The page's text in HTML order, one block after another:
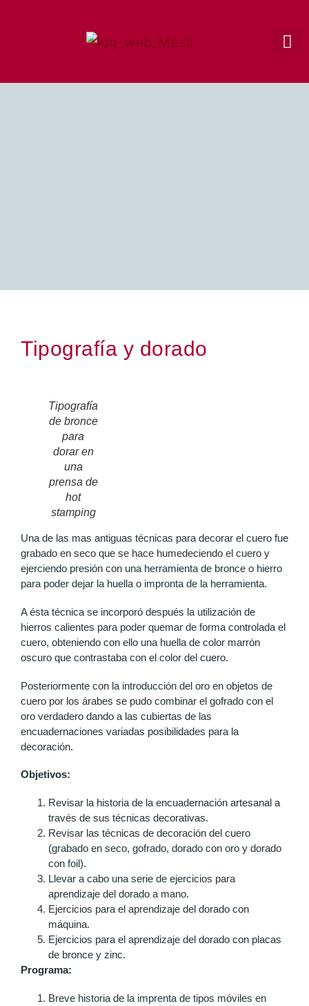
Tipografía y dorado
Tipografía
de bronce
para
dorar en
una
prensa de
hot
stamping
Una de las mas antiguas técnicas para decorar el cuero fue
grabado en seco que se hace humedeciendo el cuero y
ejerciendo presión con una herramienta de bronce o hierro
para poder dejar la huella o impronta de la herramienta.
A ésta técnica se incorporó después la utilización de
hierros calientes para poder quemar de forma controlada el
cuero, obteniendo con ello una huella de color marrón
oscuro que contrastaba con el color del cuero.
Posteriormente con la introducción del oro en objetos de
cuero por los árabes se pudo combinar el gofrado con el
oro verdadero dando a las cubiertas de las
encuadernaciones variadas posibilidades para la
decoración.
Objetivos:
Revisar la historia de la encuadernación artesanal a
través de sus técnicas decorativas.
Revisar las técnicas de decoración del cuero
(grabado en seco, gofrado, dorado con oro y dorado
con foil).
Llevar a cabo una serie de ejercicios para
aprendizaje del dorado a mano.
Ejercicios para el aprendizaje del dorado con
máquina.
Ejercicios para el aprendizaje del dorado con placas
de bronce y zinc.
Programa:
Breve historia de la imprenta de tipos móviles en